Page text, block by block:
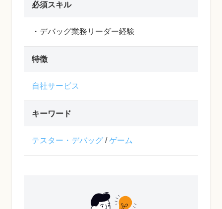
必須スキル
・デバッグ業務リーダー経験
特徴
自社サービス
キーワード
テスター・デバッグ /ゲーム